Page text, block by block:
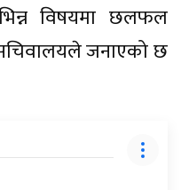
विषयमा छलफल
सचिवालयले जनाएको छ